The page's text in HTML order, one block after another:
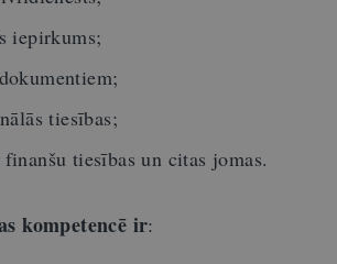
iepirkums;
tiesības;
tiesības un citas jomas.
kompetencē ir: